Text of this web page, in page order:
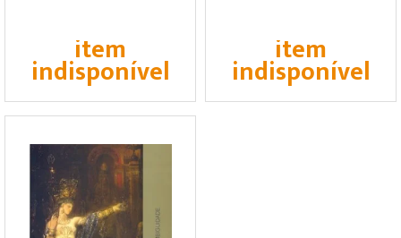
item
indisponível
item
indisponível